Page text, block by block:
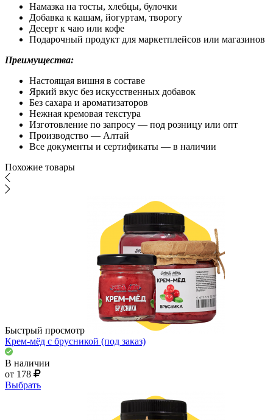
Намазка на тосты, хлебцы, булочки
Добавка к кашам, йогуртам, творогу
Десерт к чаю или кофе
Подарочный продукт для маркетплейсов или магазинов
Преимущества:
Настоящая вишня в составе
Яркий вкус без искусственных добавок
Без сахара и ароматизаторов
Нежная кремовая текстура
Изготовление по запросу — под розницу или опт
Производство — Алтай
Все документы и сертификаты — в наличии
Похожие товары
Быстрый просмотр
Крем-мёд с брусникой (под заказ)
В наличии
от 178
Выбрать